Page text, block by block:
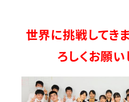
世界に挑戦してき
ろしくお願い